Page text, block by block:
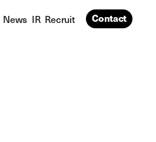
News IR Recruit Contact